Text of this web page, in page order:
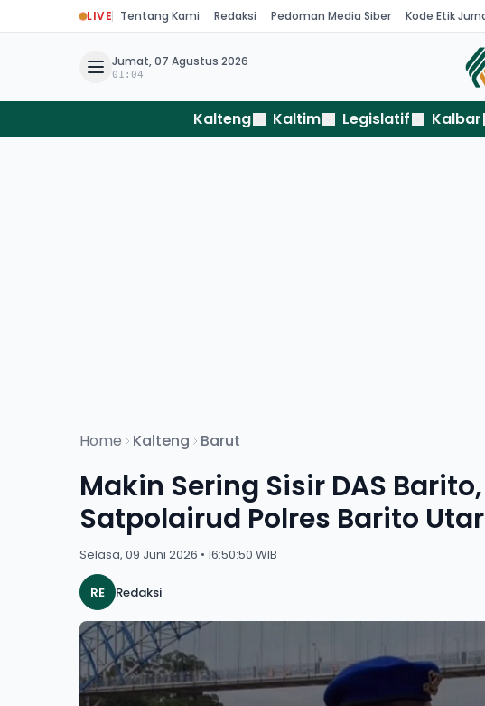
LIVE Tentang Kami Redaksi Pedoman Media Siber Kode Etik
Jumat, 07 Agustus 2026
01:04
Kalteng Kaltim Legislatif Kalbar
Home Kalteng Barut
Makin Sering Sisir DAS
Satpolairud Polres Barito
Selasa, 09 Juni 2026 • 16:50:50 WIB
RE Redaksi